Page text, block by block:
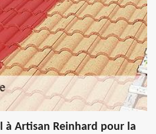
à Artisan Reinhard pour la